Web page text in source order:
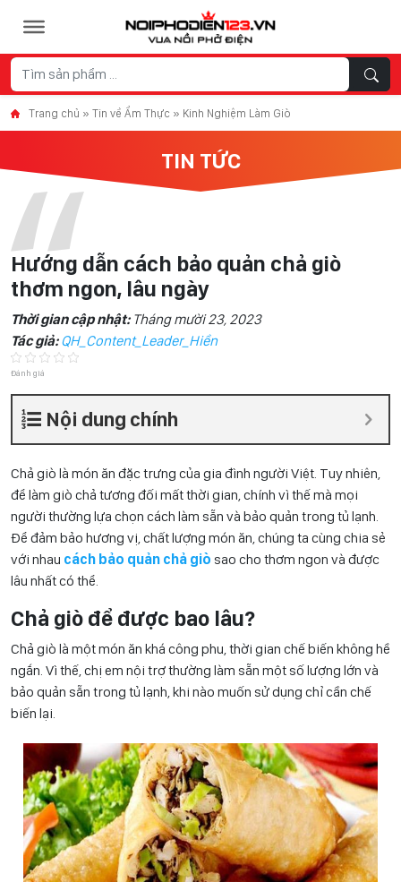
Trang chủ » Tin về Ẩm Thực » Kinh Nghiệm Làm Giò
TIN TỨC
Hướng dẫn cách bảo quản chả giò
thơm ngon, lâu ngày
Thời gian cập nhật: Tháng mười 23, 2023
Tác giả:QH_Content_Leader_Hiền
Đánh giá
Nội dung chính
Chả giò là món ăn đặc trưng của gia đình người Việt. Tuy nhiên,
để làm giò chả tương đối mất thời gian, chính vì thế mà mọi
người thường lựa chọn cách làm sẵn và bảo quản trong tủ lạnh.
Để đảm bảo hương vị, chất lượng món ăn, chúng ta cùng chia sẻ
với nhau cách bảo quản chả giò sao cho thơm ngon và được
lâu nhất có thể.
Chả giò để được bao lâu?
Chả giò là một món ăn khá công phu, thời gian chế biến không hề
ngắn. Vì thế, chị em nội trợ thường làm sẵn một số lượng lớn và
bảo quản sẵn trong tủ lạnh, khi nào muốn sử dụng chỉ cần chế
biến lại.